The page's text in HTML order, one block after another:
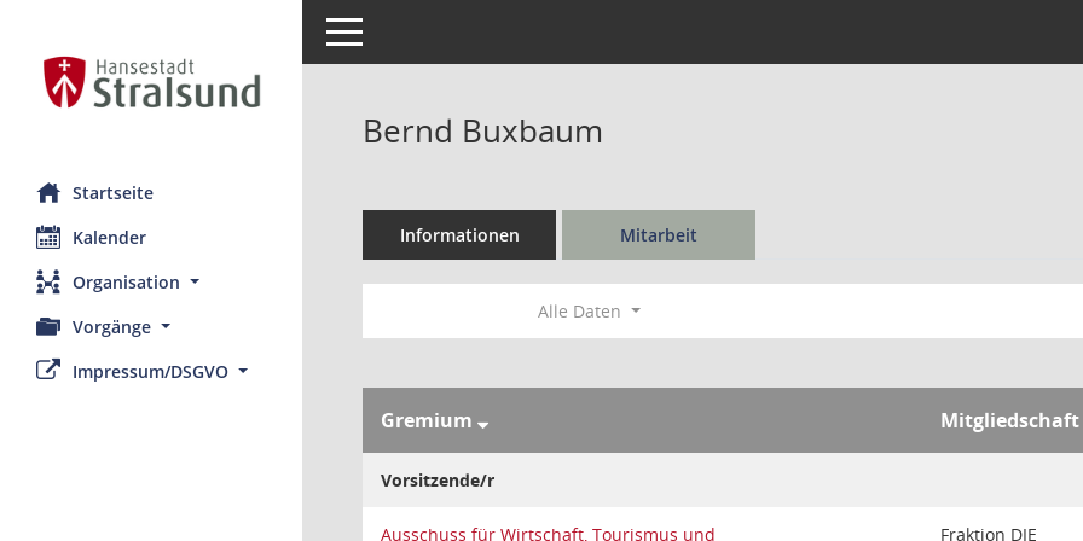
Startseite
Kalender
Organisation
Vorgänge
Impressum/DSGVO
Toggle navigation
Bernd Buxbaum
Informationen Mitarbeit
Alle Daten
Gremium Mitgliedschaft
Vorsitzende/r
Ausschuss für Wirtschaft, Tourismus und
Fraktion DIE